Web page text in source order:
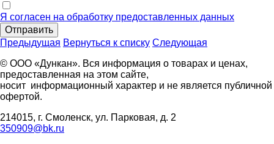
Я согласен на обработку предоставленных данных
Отправить
Предыдущая Вернуться к списку Следующая
© ООО «Дункан». Вся информация о товарах и ценах,
предоставленная на этом сайте,
носит информационный характер и не является публичной
офертой.
214015, г. Смоленск, ул. Парковая, д. 2
350909@bk.ru